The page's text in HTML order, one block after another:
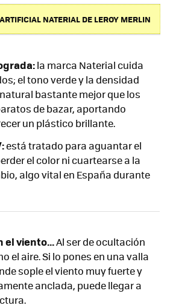
NATERIAL DE LEROY MERLIN
la marca Naterial cuida
el tono verde y la densidad
bastante mejor que los
de bazar, aportando
un plástico brillante.
está tratado para aguantar el
el color ni cuartearse a la
algo vital en España durante
el viento...Al ser de ocultación
el aire. Si lo pones en una valla
sople el viento muy fuerte y
anclada, puede llegar a